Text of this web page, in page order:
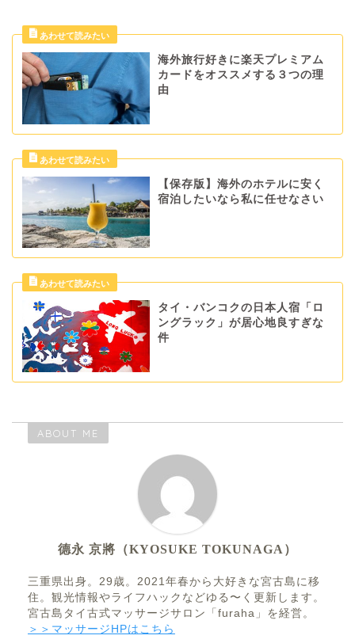
海外旅行好きに楽天プレミアム
カードをオススメする３つの理
由
【保存版】海外のホテルに安く
宿泊したいなら私に任せなさい
タイ・バンコクの日本人宿「ロ
ングラック」が居心地良すぎな
件
ABOUT ME
德永 京將（KYOSUKE TOKUNAGA）
三重県出身。29歳。2021年春から大好きな宮古島に移
住。観光情報やライフハックなどゆる〜く更新します。
宮古島タイ古式マッサージサロン「furaha」を経営。
＞＞マッサージHPはこちら